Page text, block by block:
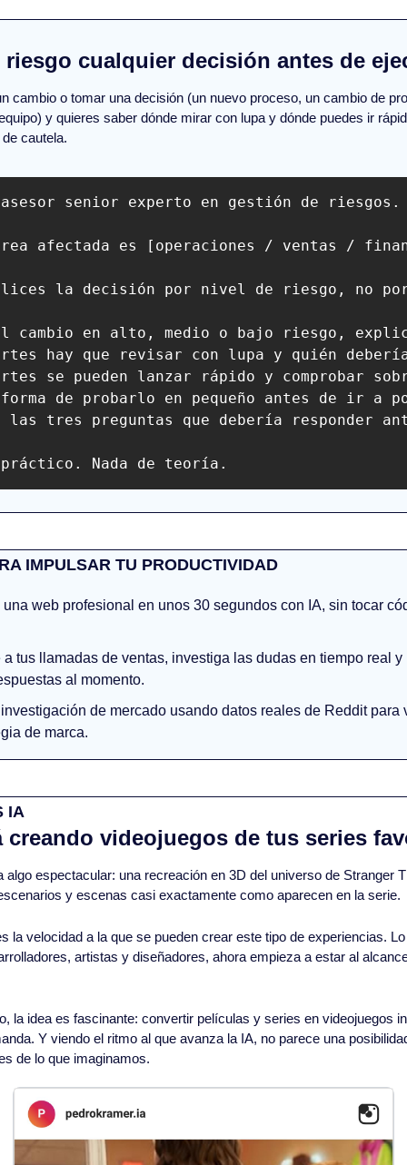
cualquier decisión antes de
cambio o tomar una decisión (un nuevo proceso, un cambio de
y quieres saber dónde mirar con lupa y dónde puedes ir
cautela.
asesor senior experto en gestión de riesgos.
afectada es [operaciones / ventas /
la decisión por nivel de riesgo, no
en alto, medio o bajo riesgo,
hay que revisar con lupa y quién
se pueden lanzar rápido y comprobar
forma de probarlo en pequeño antes de ir
las tres preguntas que debería responder
Nada de teoría.
IMPULSAR TU PRODUCTIVIDAD
web profesional en unos 30 segundos con IA, sin tocar
tus llamadas de ventas, investiga las dudas en tiempo real y
al momento.
de mercado usando datos reales de Reddit para
de marca.
IA
creando videojuegos de tus series
algo espectacular: una recreación en 3D del universo de Stranger
y escenas casi exactamente como aparecen en la serie.
la velocidad a la que se pueden crear este tipo de experiencias.
artistas y diseñadores, ahora empieza a estar al
la idea es fascinante: convertir películas y series en videojuegos
Y viendo el ritmo al que avanza la IA, no parece una
de lo que imaginamos.